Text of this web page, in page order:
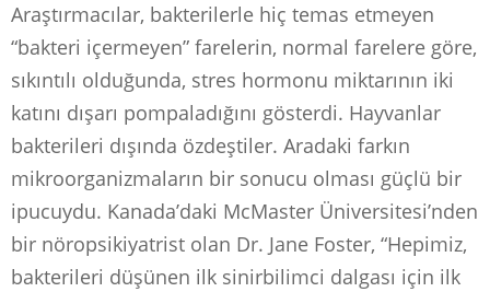
Araştırmacılar, bakterilerle hiç temas etmeyen
“bakteri içermeyen” farelerin, normal farelere göre,
sıkıntılı olduğunda, stres hormonu miktarının iki
katını dışarı pompaladığını gösterdi. Hayvanlar
bakterileri dışında özdeştiler. Aradaki farkın
mikroorganizmaların bir sonucu olması güçlü bir
ipucuydu. Kanada’daki McMaster Üniversitesi’nden
bir nöropsikiyatrist olan Dr. Jane Foster, “Hepimiz,
bakterileri düşünen ilk sinirbilimci dalgası için ilk